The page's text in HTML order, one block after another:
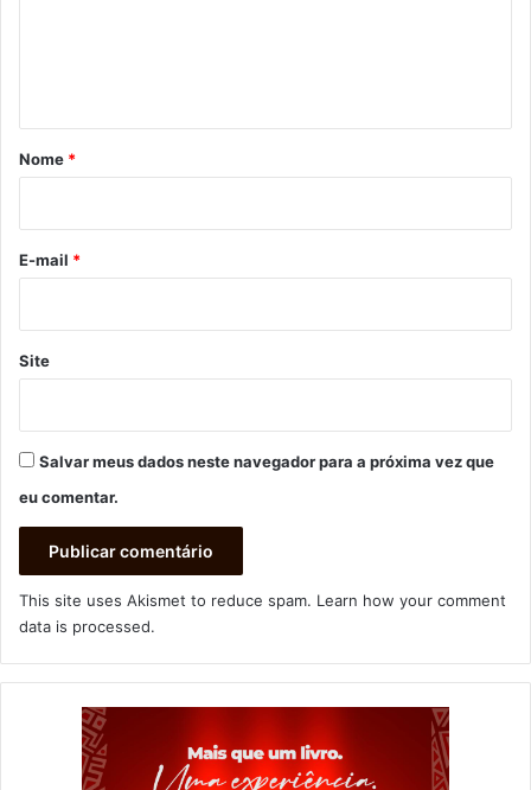
r
*
Nome *
E-mail *
Site
Salvar meus dados neste navegador para a próxima vez que
eu comentar.
This site uses Akismet to reduce spam. Learn how your comment
data is processed.